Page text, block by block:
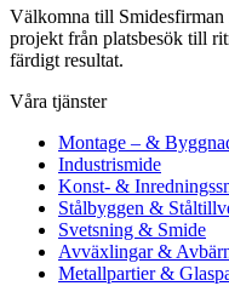
Välkomna till
projekt från platsbesök till
färdigt resultat.
Våra tjänster
Montage – &
Industrismide
Konst- &
Stålbyggen &
Svetsning & Smide
Avväxlingar &
Metallpartier &